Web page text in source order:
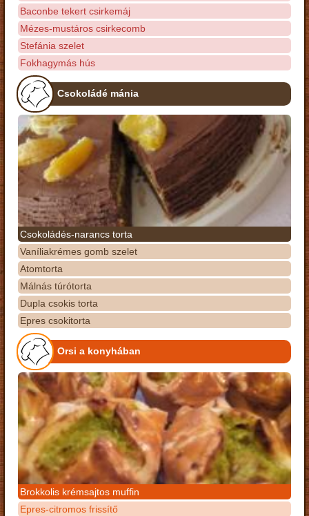
Baconbe tekert csirkemáj
Mézes-mustáros csirkecomb
Stefánia szelet
Fokhagymás hús
Csokoládé mánia
Csokoládés-narancs torta
Vaníliakrémes gomb szelet
Atomtorta
Málnás túrótorta
Dupla csokis torta
Epres csokitorta
Orsi a konyhában
Brokkolis krémsajtos muffin
Epres-citromos frissítő